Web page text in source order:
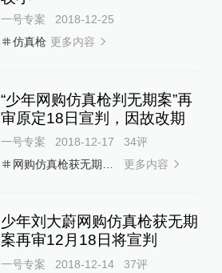
一号专案
2018-12-25
仿真枪 更多内容
“少年网购仿真枪判无期案”再
审原定18日宣判，因故改期
一号专案 2018-12-17 34评
网购仿真枪获无期徒刑
更多内容
少年刘大蔚网购仿真枪获无期
案再审12月18日将宣判
一号专案 2018-12-14 37评